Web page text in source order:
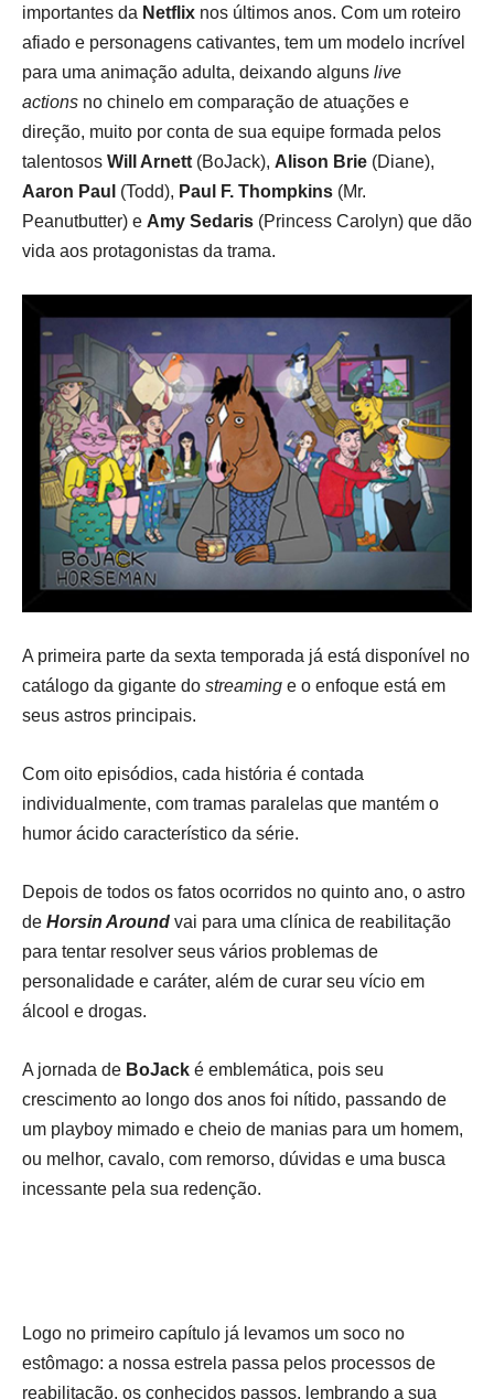
importantes da Netflix nos últimos anos. Com um roteiro
afiado e personagens cativantes, tem um modelo incrível
para uma animação adulta, deixando alguns live
actions no chinelo em comparação de atuações e
direção, muito por conta de sua equipe formada pelos
talentosos Will Arnett (BoJack), Alison Brie (Diane),
Aaron Paul (Todd), Paul F. Thompkins (Mr.
Peanutbutter) e Amy Sedaris (Princess Carolyn) que dão
vida aos protagonistas da trama.
A primeira parte da sexta temporada já está disponível no
catálogo da gigante do streaming e o enfoque está em
seus astros principais.
Com oito episódios, cada história é contada
individualmente, com tramas paralelas que mantém o
humor ácido característico da série.
Depois de todos os fatos ocorridos no quinto ano, o astro
de Horsin Around vai para uma clínica de reabilitação
para tentar resolver seus vários problemas de
personalidade e caráter, além de curar seu vício em
álcool e drogas.
A jornada de BoJack é emblemática, pois seu
crescimento ao longo dos anos foi nítido, passando de
um playboy mimado e cheio de manias para um homem,
ou melhor, cavalo, com remorso, dúvidas e uma busca
incessante pela sua redenção.
Logo no primeiro capítulo já levamos um soco no
estômago: a nossa estrela passa pelos processos de
reabilitação, os conhecidos passos, lembrando a sua